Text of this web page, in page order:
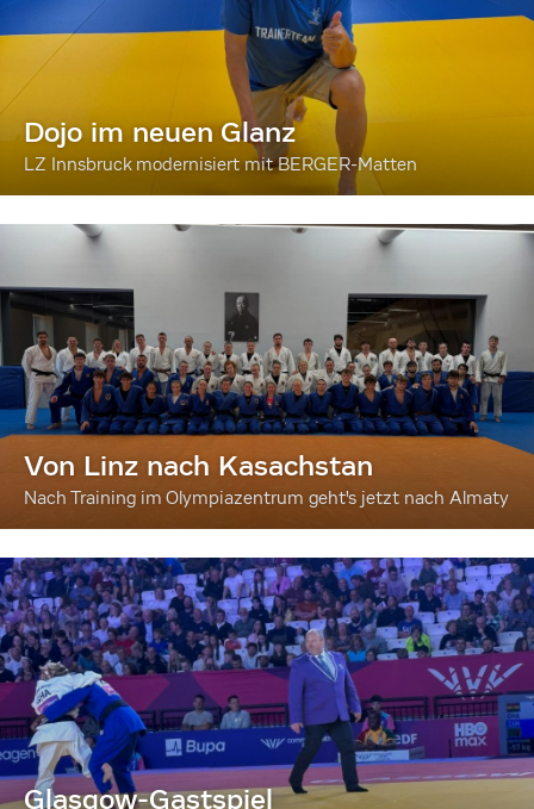
Dojo im neuen Glanz
LZ Innsbruck modernisiert mit BERGER-Matten
Von Linz nach Kasachstan
Nach Training im Olympiazentrum geht's jetzt nach Almaty
Glasgow-Gastspiel